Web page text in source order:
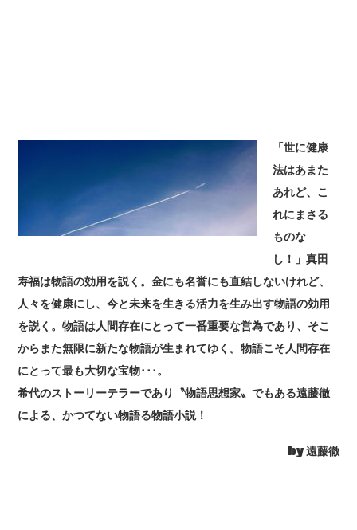
「世に健康
法はあまた
あれど、こ
れにまさる
ものな
し！」真田
寿福は物語の効用を説く。金にも名誉にも直結しないけれど、
人々を健康にし、今と未来を生きる活力を生み出す物語の効用
を説く。物語は人間存在にとって一番重要な営為であり、そこ
からまた無限に新たな物語が生まれてゆく。物語こそ人間存在
にとって最も大切な宝物･･･。
希代のストーリーテラーであり〝物語思想家〟でもある遠藤徹
による、かつてない物語る物語小説！
by 遠藤徹